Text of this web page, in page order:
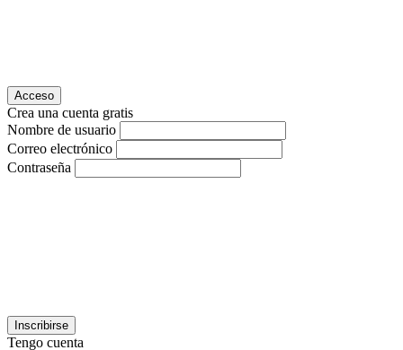
Acceso
Crea una cuenta gratis
Nombre de usuario
Correo electrónico
Contraseña
Inscribirse
Tengo cuenta